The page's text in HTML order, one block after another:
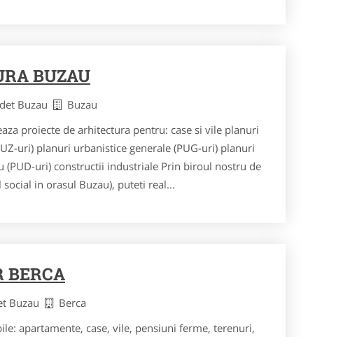
BUZAU
Buzau
Buzau
proiecte de arhitectura pentru: case si vile planuri
uri) planuri urbanistice generale (PUG-uri) planuri
(PUD-uri) constructii industriale Prin biroul nostru de
in orasul Buzau), puteti real...
BERCA
Buzau
Berca
apartamente, case, vile, pensiuni ferme, terenuri,